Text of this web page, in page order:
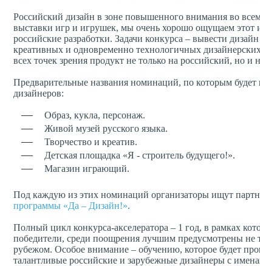
Российский дизайн в зоне повышенного внимания во
выставки игр и игрушек, мы очень хорошо ощущаем этот
российские разработки. Задачи конкурса – вывести
креативных и одновременно технологичных
всех точек зрения продукт не только на российский, но
Предварительные названия номинаций, по которым
дизайнеров:
Образ, кукла, персонаж.
Живой музей русского языка.
Творчество и креатив.
Детская площадка «Я - строитель будущего!».
Магазин играющий.
Под каждую из этих номинаций организаторы ищут
программы «Да – Дизайн!».
Полный цикл конкурса-акселератора – 1 год, в рамках
победители, среди поощрения лучшим предусмотрены не
рубежом. Особое внимание – обучению, которое будет
талантливые российские и зарубежные дизайнеры с